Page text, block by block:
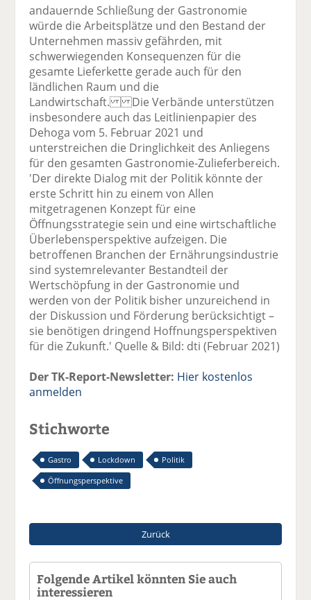
andauernde Schließung der Gastronomie
würde die Arbeitsplätze und den Bestand der
Unternehmen massiv gefährden, mit
schwerwiegenden Konsequenzen für die
gesamte Lieferkette gerade auch für den
ländlichen Raum und die
Landwirtschaft. Die Verbände unterstützen
insbesondere auch das Leitlinienpapier des
Dehoga vom 5. Februar 2021 und
unterstreichen die Dringlichkeit des Anliegens
für den gesamten Gastronomie-Zulieferbereich.
'Der direkte Dialog mit der Politik könnte der
erste Schritt hin zu einem von Allen
mitgetragenen Konzept für eine
Öffnungsstrategie sein und eine wirtschaftliche
Überlebensperspektive aufzeigen. Die
betroffenen Branchen der Ernährungsindustrie
sind systemrelevanter Bestandteil der
Wertschöpfung in der Gastronomie und
werden von der Politik bisher unzureichend in
der Diskussion und Förderung berücksichtigt –
sie benötigen dringend Hoffnungsperspektiven
für die Zukunft.' Quelle & Bild: dti (Februar 2021)
Der TK-Report-Newsletter: Hier kostenlos
anmelden
Stichworte
Gastro Lockdown
Politik
Öffnungsperspektive
Zurück
Folgende Artikel könnten Sie auch
interessieren